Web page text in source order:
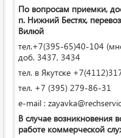
По вопросам приемки,
п. Нижний Бестях,
Вилюй
тел.+7(395-65)40-104
доб. 3437, 3434
тел. в Якутске
тел. +7 (395) 279-86-31
e-mail :
В случае возникновения
работе коммерческой